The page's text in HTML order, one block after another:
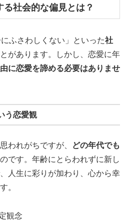
社会的な偏見とは？
ふさわしくない」といった社
があります。しかし、恋愛に年
に恋愛を諦める必要はありませ
う恋愛観
われがちですが、
どの年代でも
です。年齢にとらわれずに新し
人生に彩りが加わり、心から幸
。
観念